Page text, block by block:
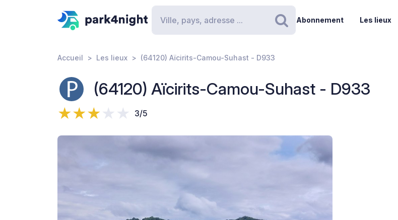
Rechercher
Abonnement Les lieux
Accueil Les lieux (64120) Aïcirits-Camou-Suhast - D933
(64120) Aïcirits-Camou-Suhast - D933
3/5